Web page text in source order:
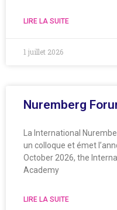
LIRE LA SUITE
1 juillet 2026
Nuremberg
La International
un colloque et émet
October 2026, the
Academy
LIRE LA SUITE